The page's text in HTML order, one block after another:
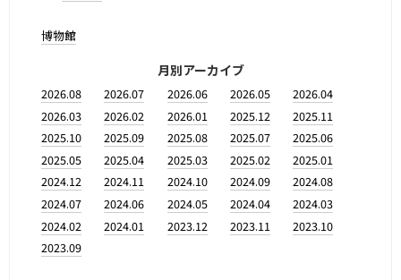
博物館
月別アーカイブ
2026.08 2026.07 2026.06 2026.05
2026.04
2026.03
2026.02 2026.01 2025.12
2025.11
2025.10
2025.09 2025.08 2025.07
2025.06
2025.05
2025.04 2025.03 2025.02
2025.01
2024.12
2024.11 2024.10 2024.09
2024.08
2024.07
2024.06 2024.05 2024.04
2024.03
2024.02
2024.01 2023.12 2023.11
2023.10
2023.09